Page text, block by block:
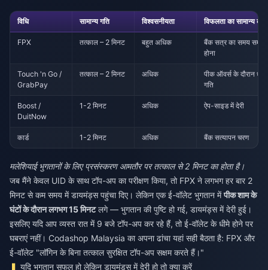
विधि सामान्य गति विश्वसनीयता विफलता का सामान्य
FPX तत्काल – 2 मिनट बहुत अधिक
बैंक सत्र का समय समाप्त
होना
Touch 'n Go /
GrabPay
तत्काल – 2 मिनट अधिक
पीक ऑवर्स के दौरान धीमी
गति
Boost /
DuitNow
1-2 मिनट अधिक ऐप-साइड में देरी
कार्ड 1-2 मिनट अधिक बैंक सत्यापन चरण
मलेशियाई भुगतानों के लिए प्रसंस्करण आमतौर पर तत्काल से 2 मिनट का होता है।
जब मैंने केवल UID के साथ टॉप-अप का परीक्षण किया, तो FPX ने लगभग हर बार 2
मिनट से कम समय में डायमंड्स पहुंचा दिए। लेकिन एक ई-वॉलेट भुगतान मेंपीक शाम के
घंटों के दौरान लगभग 15 मिनटलगे — भुगतान की पुष्टि हो गई, डायमंड्स में देरी हुई।
इसलिए यदि आप व्यस्त रात में 9 बजे टॉप-अप कर रहे हैं, तो ई-वॉलेट के धीमे होने पर
घबराएं नहीं। Codashop Malaysia का अपना ढांचा यहां सही बैठता है: FPX और
ई-वॉलेट "लॉगिन के बिना तत्काल सुरक्षित टॉप-अप सक्षम करते हैं।"
यदि भुगतान सफल हो लेकिन डायमंड्स में देरी हो तो क्या करें